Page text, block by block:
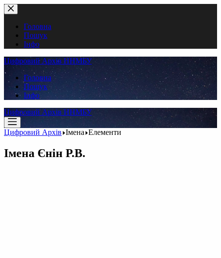
Перейти
до
вмістуГоловна
Пошук
Інфо
Цифровий Архів ННМБУ
Головна
Пошук
Інфо
Цифровий Архів ННМБУ
Цифровий Архів Імена Елементи
Імена Єнін Р.В.